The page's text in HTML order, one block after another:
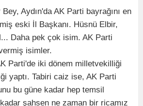
Aydın'da AK Parti bayrağını en
eski İl Başkanı. Hüsnü Elbir,
Daha pek çok isim. AK Parti
isimler.
Parti'de iki dönem milletvekilliği
yaptı. Tabiri caiz ise, AK Parti
bu güne kadar hep temsil
şahsen ne zaman bir ricamız